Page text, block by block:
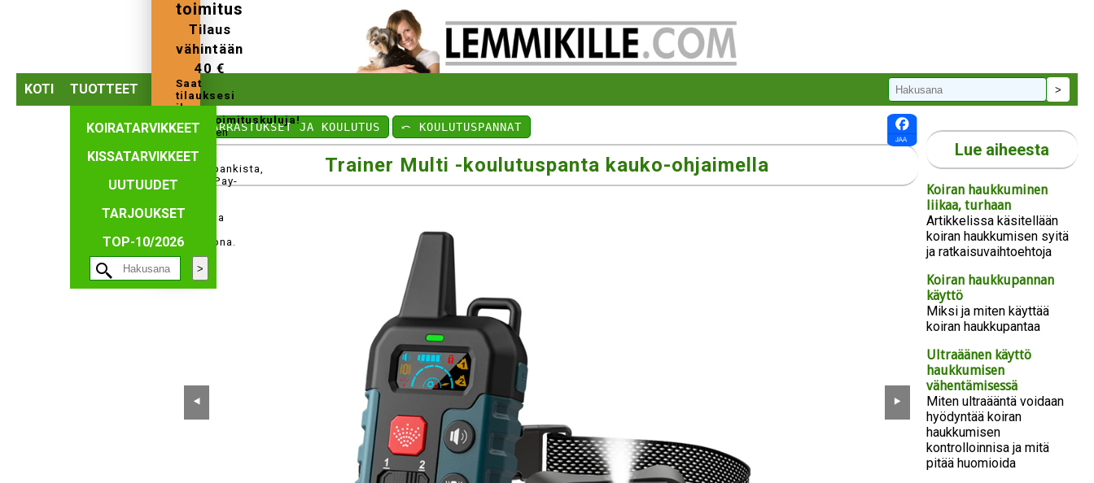
KOTI TUOTTEET
KOIRATARVIKKEET
KISSATARVIKKEET
UUTUUDET
TARJOUKSET
TOP-10/2026
toimitus
Tilaus
vähintään
40 €
Saat
tilauksesi
ilman
perustoimituskuluja!
Tilauksen
maksaa
verkkopankista,
MobilePay-
Paypal-
maksuna
tilisiirtona.
⤺ HARRASTUKSET JA KOULUTUS ⤺ KOULUTUSPANNAT
Trainer Multi -koulutuspanta kauko-ohjaimella
⯇ ⯈
Lue aiheesta
Koiran haukkuminen
liikaa, turhaan
Artikkelissa käsitellään
koiran haukkumisen syitä
ja ratkaisuvaihtoehtoja
Koiran haukkupannan
käyttö
Miksi ja miten käyttää
koiran haukkupantaa
Ultraäänen käyttö
haukkumisen
vähentämisessä
Miten ultraääntä voidaan
hyödyntää koiran
haukkumisen
kontrolloinnisa ja mitä
pitää huomioida